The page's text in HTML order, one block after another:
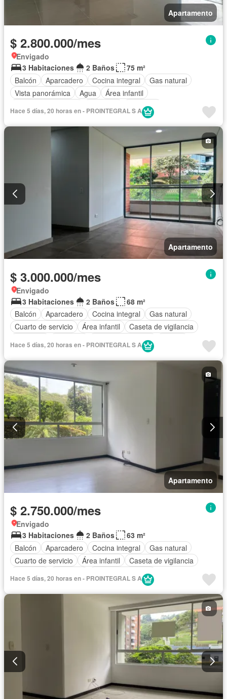
Apartamento
$ 2.800.000/mes
Envigado
3 Habitaciones
2 Baños
75 m²
Balcón
Aparcadero Cocina integral
Gas natural
Vista panorámica
Agua
Área infantil
Ascensor
Hace 5 días, 20 horas en - PROINTEGRAL S A
Apartamento
$ 3.000.000/mes
Envigado
3 Habitaciones
2 Baños
68 m²
Balcón
Aparcadero Cocina integral
Gas natural
Cuarto de servicio
Área infantil
Caseta de vigilancia
Seguridad privada
Hace 5 días, 20 horas en - PROINTEGRAL S A
Apartamento
$ 2.750.000/mes
Envigado
3 Habitaciones
2 Baños
63 m²
Balcón
Aparcadero Cocina integral
Gas natural
Cuarto de servicio
Área infantil
Caseta de vigilancia
Seguridad privada
Hace 5 días, 20 horas en - PROINTEGRAL S A